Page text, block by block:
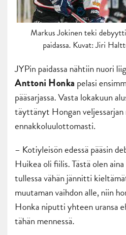
Markus Jokinen teki
paidassa. Kuvat: Jiri
JYPin paidassa nähtiin nuori
Anttoni Honka pelasi
pääsarjassa. Vasta lokakuun
täyttänyt Hongan veljessarjan
ennakkoluulottomasti.
– Kotiyleisön edessä pääsin
Huikea oli fiilis. Tästä olen
tullessa vähän jännitti
muutaman vaihdon alle, niin
Honka niputti yhteen uransa
tähän mennessä.